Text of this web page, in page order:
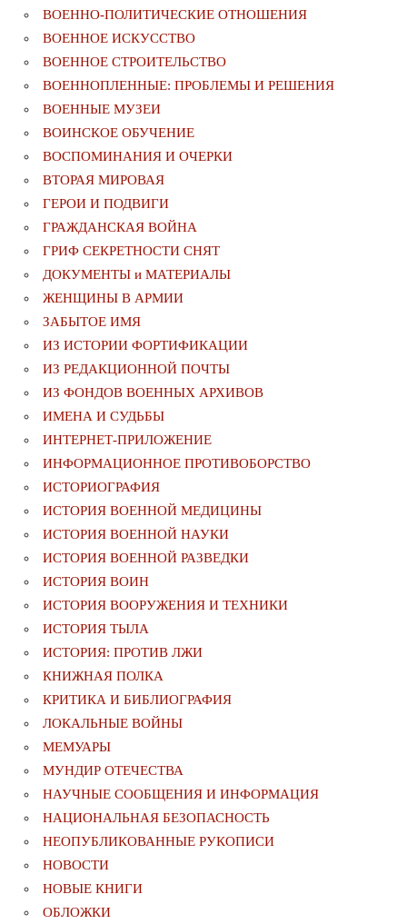
ВОЕННО-ПОЛИТИЧЕСКИE ОТНОШЕНИЯ
ВОЕННОЕ ИСКУССТВО
ВОЕННОЕ СТРОИТЕЛЬСТВО
ВОЕННОПЛЕННЫЕ: ПРОБЛЕМЫ И РЕШЕНИЯ
ВОЕННЫЕ МУЗЕИ
ВОИНСКОЕ ОБУЧЕНИЕ
ВОСПОМИНАНИЯ И ОЧЕРКИ
ВТОРАЯ МИРОВАЯ
ГЕРОИ И ПОДВИГИ
ГРАЖДАНСКАЯ ВОЙНА
ГРИФ СЕКРЕТНОСТИ СНЯТ
ДОКУМЕНТЫ и МАТЕРИАЛЫ
ЖЕНЩИНЫ В АРМИИ
ЗАБЫТОЕ ИМЯ
ИЗ ИСТОРИИ ФОРТИФИКАЦИИ
ИЗ РЕДАКЦИОННОЙ ПОЧТЫ
ИЗ ФОНДОВ ВОЕННЫХ АРХИВОВ
ИМЕНА И СУДЬБЫ
ИНТЕРНЕТ-ПРИЛОЖЕНИЕ
ИНФОРМАЦИОННОЕ ПРОТИВОБОРСТВО
ИСТОРИОГРАФИЯ
ИСТОРИЯ ВОЕННОЙ МЕДИЦИНЫ
ИСТОРИЯ ВОЕННОЙ НАУКИ
ИСТОРИЯ ВОЕННОЙ РАЗВЕДКИ
ИСТОРИЯ ВОИН
ИСТОРИЯ ВООРУЖЕНИЯ И ТЕХНИКИ
ИСТОРИЯ ТЫЛА
ИСТОРИЯ: ПРОТИВ ЛЖИ
КНИЖНАЯ ПОЛКА
КРИТИКА И БИБЛИОГРАФИЯ
ЛОКАЛЬНЫЕ ВОЙНЫ
МЕМУАРЫ
МУНДИР ОТЕЧЕСТВА
НАУЧНЫЕ СООБЩЕНИЯ И ИНФОРМАЦИЯ
НАЦИОНАЛЬНАЯ БЕЗОПАСНОСТЬ
НЕОПУБЛИКОВАННЫЕ РУКОПИСИ
НОВОСТИ
НОВЫЕ КНИГИ
ОБЛОЖКИ